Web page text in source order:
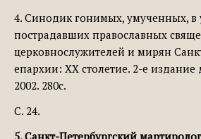
4. Синодик гонимых, умученных, в
пострадавших православных
церковнослужителей и мирян
епархии: ХХ столетие. 2-е
2002. 280с.
С. 24.
5. Санкт-Петербургский